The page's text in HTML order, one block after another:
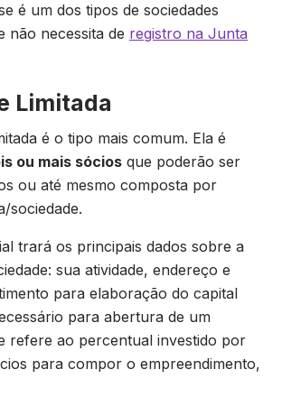
é um dos tipos de sociedades
não necessita de registro na Junta
Limitada
é o tipo mais comum. Ela é
ou mais sócios que poderão ser
ou até mesmo composta por
sociedade.
trará os principais dados sobre a
sua atividade, endereço e
para elaboração do capital
para abertura de um
refere ao percentual investido por
para compor o empreendimento,